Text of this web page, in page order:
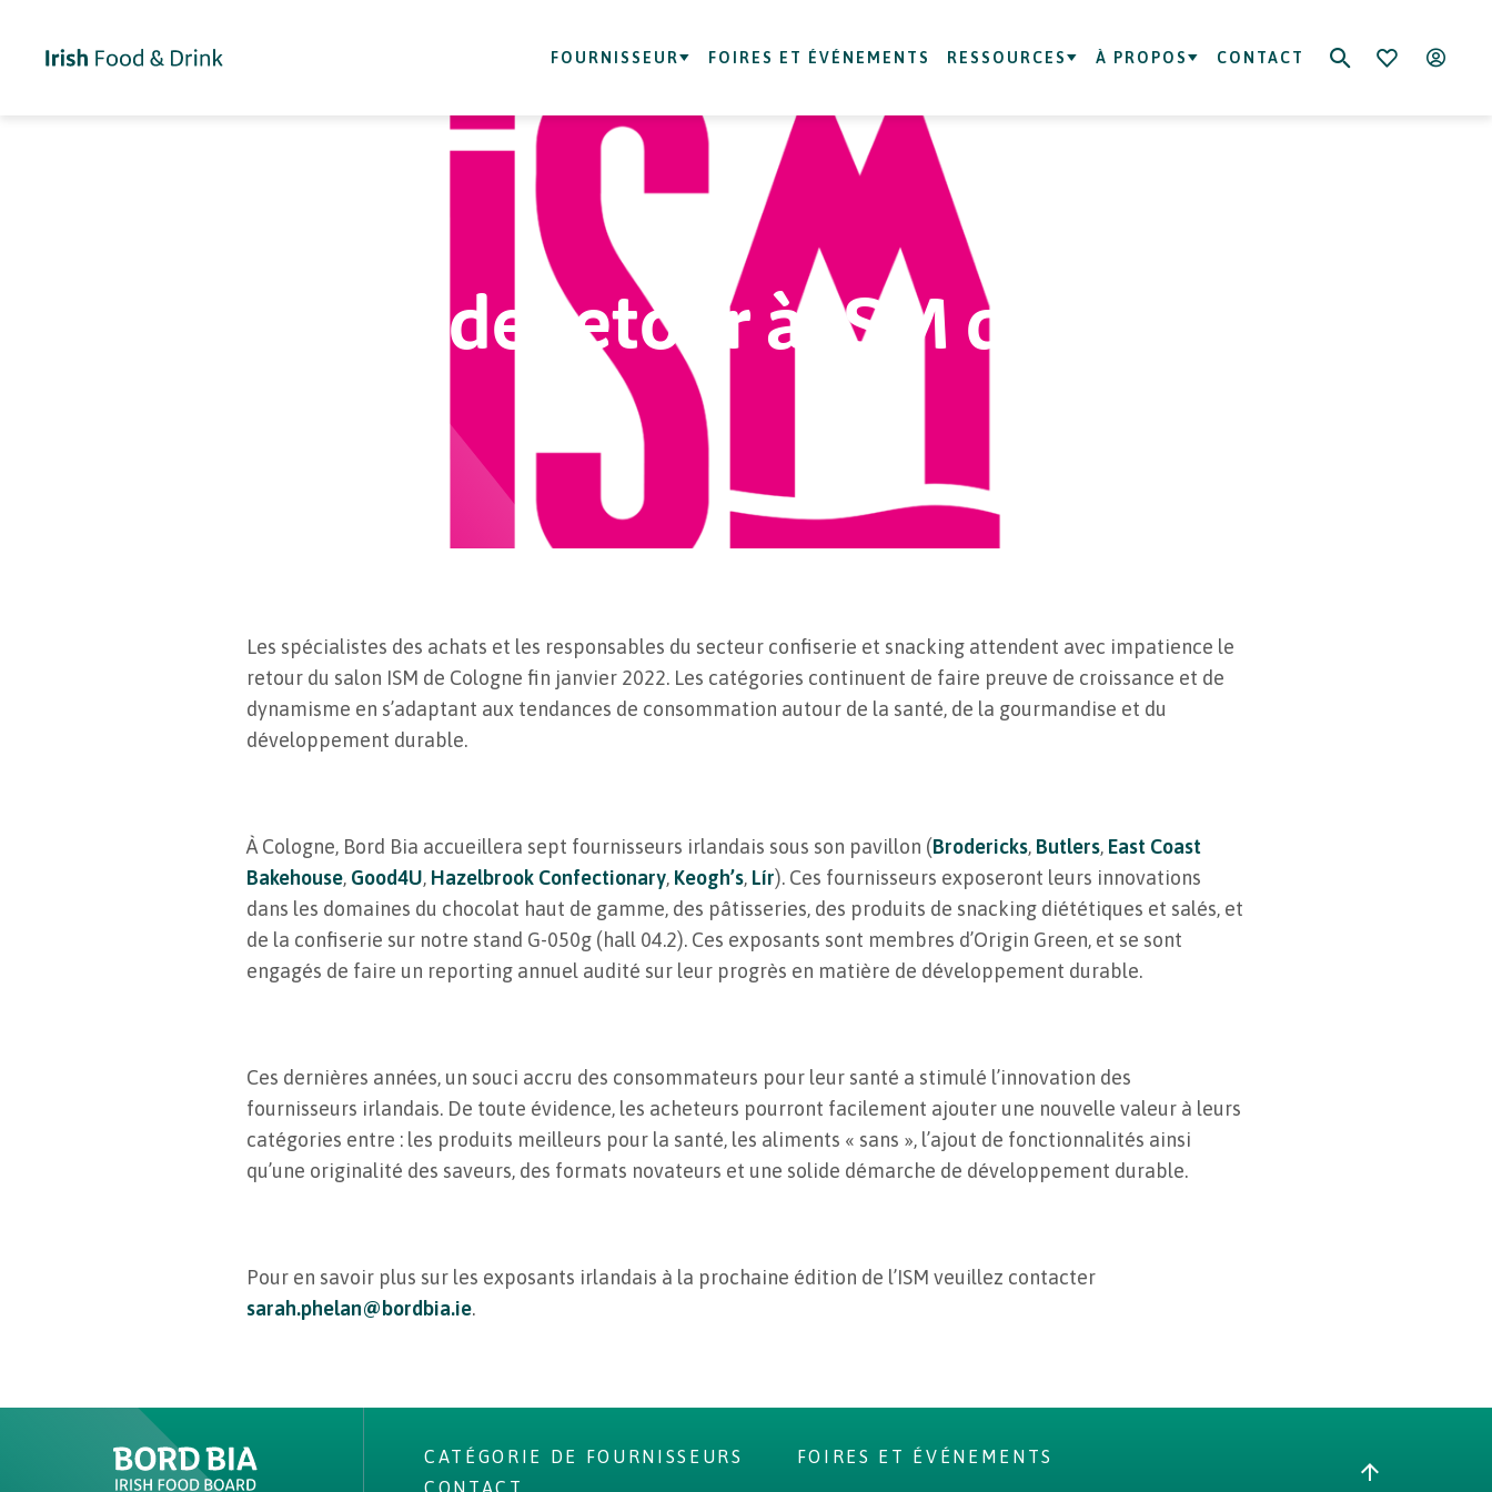
FOURNISSEUR FOIRES ET ÉVÉNEMENTS RESSOURCES À PROPOS CONTACT
L’Irlande de retour à ISM de Cologne
Les spécialistes des achats et les responsables du secteur confiserie et snacking attendent avec impatience le
retour du salon ISM de Cologne fin janvier 2022. Les catégories continuent de faire preuve de croissance et de
dynamisme en s’adaptant aux tendances de consommation autour de la santé, de la gourmandise et du
développement durable.
À Cologne, Bord Bia accueillera sept fournisseurs irlandais sous son pavillon (Brodericks, Butlers, East Coast
Bakehouse, Good4U, Hazelbrook Confectionary, Keogh’s, Lír). Ces fournisseurs exposeront leurs innovations
dans les domaines du chocolat haut de gamme, des pâtisseries, des produits de snacking diététiques et salés, et
de la confiserie sur notre stand G-050g (hall 04.2). Ces exposants sont membres d’Origin Green, et se sont
engagés de faire un reporting annuel audité sur leur progrès en matière de développement durable.
Ces dernières années, un souci accru des consommateurs pour leur santé a stimulé l’innovation des
fournisseurs irlandais. De toute évidence, les acheteurs pourront facilement ajouter une nouvelle valeur à leurs
catégories entre : les produits meilleurs pour la santé, les aliments « sans », l’ajout de fonctionnalités ainsi
qu’une originalité des saveurs, des formats novateurs et une solide démarche de développement durable.
Pour en savoir plus sur les exposants irlandais à la prochaine édition de l’ISM veuillez contacter
sarah.phelan@bordbia.ie.
CATÉGORIE DE FOURNISSEURS
FOIRES ET ÉVÉNEMENTS
CONTACT